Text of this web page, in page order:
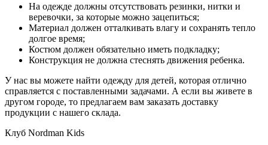
На одежде должны отсутствовать резинки, нитки и
веревочки, за которые можно зацепиться;
Материал должен отталкивать влагу и сохранять тепло
долгое время;
Костюм должен обязательно иметь подкладку;
Конструкция не должна стеснять движения ребенка.
У нас вы можете найти одежду для детей, которая отлично
справляется с поставленными задачами. А если вы живете в
другом городе, то предлагаем вам заказать доставку
продукции с нашего склада.
Клуб Nordman Kids